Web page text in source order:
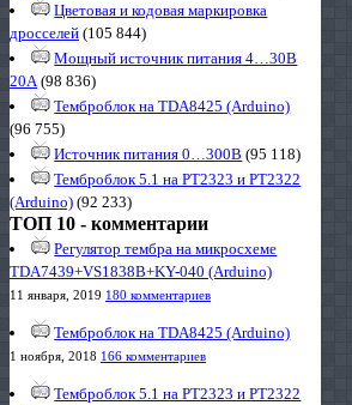
Цветовая и кодовая маркировка
дросселей (105 844)
Мощный источник питания 4…30В
20А(98 836)
Темброблок на TDA8425 (Arduino)
(96 755)
Источник питания 0…300В (95 118)
Темброблок 5.1 на PT2323 и PT2322
(Arduino) (92 233)
ТОП 10 - комментарии
Регулятор тембра на микросхеме
TDA7439+VS1838B+KY-040 (Arduino)
11 января, 2019 180 комментариев
Темброблок на TDA8425 (Arduino)
1 ноября, 2018 166 комментариев
Темброблок 5.1 на PT2323 и PT2322